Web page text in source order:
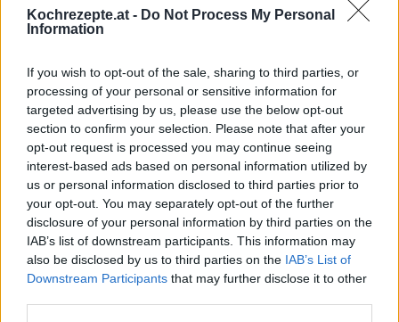
Kochrezepte.at - Do Not Process My Personal
Information
If you wish to opt-out of the sale, sharing to third parties, or
processing of your personal or sensitive information for
targeted advertising by us, please use the below opt-out
section to confirm your selection. Please note that after your
opt-out request is processed you may continue seeing
interest-based ads based on personal information utilized by
us or personal information disclosed to third parties prior to
your opt-out. You may separately opt-out of the further
disclosure of your personal information by third parties on the
IAB’s list of downstream participants. This information may
also be disclosed by us to third parties on the IAB’s List of
Downstream Participants that may further disclose it to other
Tomahawk Steak vom Grill
Leicht
Steak mit Chimichurri
Leicht
Pfeffersteak
Mittel
New York Strip Steak mit Cognac-
Morchel-Sauce